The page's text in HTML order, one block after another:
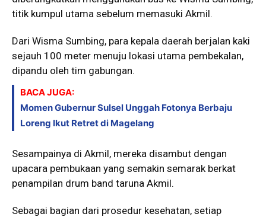
titik kumpul utama sebelum memasuki Akmil.
Dari Wisma Sumbing, para kepala daerah berjalan kaki
sejauh 100 meter menuju lokasi utama pembekalan,
dipandu oleh tim gabungan.
BACA JUGA:
Momen Gubernur Sulsel Unggah Fotonya Berbaju
Loreng Ikut Retret di Magelang
Sesampainya di Akmil, mereka disambut dengan
upacara pembukaan yang semakin semarak berkat
penampilan drum band taruna Akmil.
Sebagai bagian dari prosedur kesehatan, setiap